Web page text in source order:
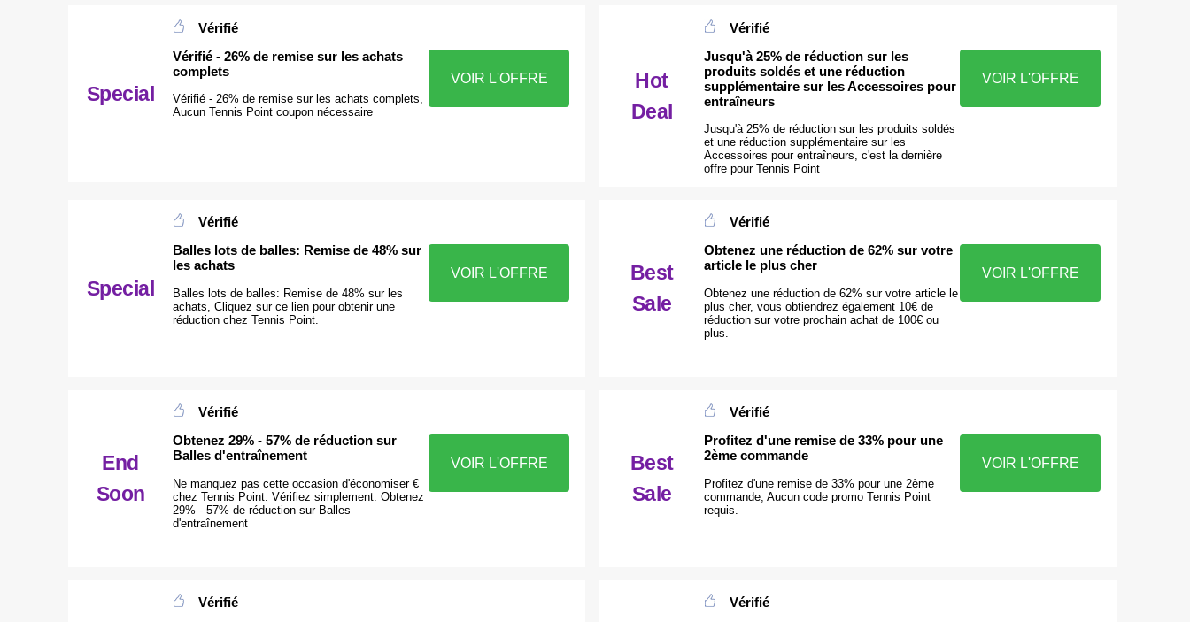
Special
Vérifié
Vérifié - 26% de remise sur les achats
complets
Vérifié - 26% de remise sur les achats complets,
Aucun Tennis Point coupon nécessaire
VOIR L'OFFRE
Hot
Deal
Vérifié
Jusqu'à 25% de réduction sur les
produits soldés et une réduction
supplémentaire sur les Accessoires pour
entraîneurs
Jusqu'à 25% de réduction sur les produits soldés
et une réduction supplémentaire sur les
Accessoires pour entraîneurs, c'est la dernière
offre pour Tennis Point
VOIR L'OFFRE
Special
Vérifié
Balles lots de balles: Remise de 48% sur
les achats
Balles lots de balles: Remise de 48% sur les
achats, Cliquez sur ce lien pour obtenir une
réduction chez Tennis Point.
VOIR L'OFFRE
Best
Sale
Vérifié
Obtenez une réduction de 62% sur votre
article le plus cher
Obtenez une réduction de 62% sur votre article le
plus cher, vous obtiendrez également 10€ de
réduction sur votre prochain achat de 100€ ou
plus.
VOIR L'OFFRE
End
Soon
Vérifié
Obtenez 29% - 57% de réduction sur
Balles d'entraînement
Ne manquez pas cette occasion d'économiser €
chez Tennis Point. Vérifiez simplement: Obtenez
29% - 57% de réduction sur Balles
d'entraînement
VOIR L'OFFRE
Best
Sale
Vérifié
Profitez d'une remise de 33% pour une
2ème commande
Profitez d'une remise de 33% pour une 2ème
commande, Aucun code promo Tennis Point
requis.
VOIR L'OFFRE
Vérifié
Vérifié